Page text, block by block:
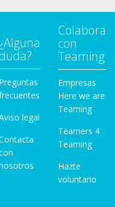
¿Alguna
duda?
Preguntas
legal
Colabora
con
Teaming
Empresas
Here we are
Teaming
Teamers 4
Teaming
Hazte
voluntario